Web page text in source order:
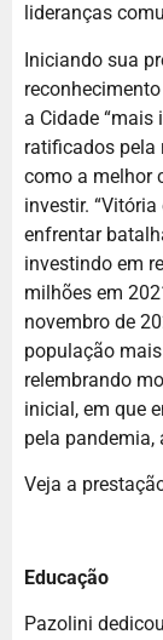
lideranças
Iniciando sua
a Cidade “mais
ratificados pela
como a melhor
investir.
enfrentar
investindo em
milhões em
novembro de
população
relembrando
inicial, em que
pela pandemia,
Veja a
Educação
Pazolini